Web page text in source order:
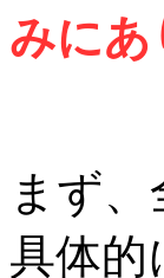
みにあ
まず
具体的